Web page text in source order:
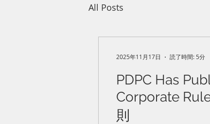
All Posts
PDPC Has
Corporate
則
2025年11月17日 読了時間: 5分